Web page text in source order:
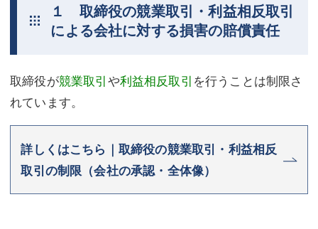
交通事故
不動産登記
調査・書面作成
債務整理
マスコミ取材・実績
アクセス
不動産登記
商業登記
債務整理
マスコミ取材・実績
アクセス
東京事務所 (新宿・四谷)
１ 取締役の競業取引・利益相反取引
による会社に対する損害の賠償責任
取締役が競業取引や利益相反取引 を行うことは制限さ
れています。
詳しくはこちら｜取締役の競業取引・利益相反
取引の制限（会社の承認・全体像）